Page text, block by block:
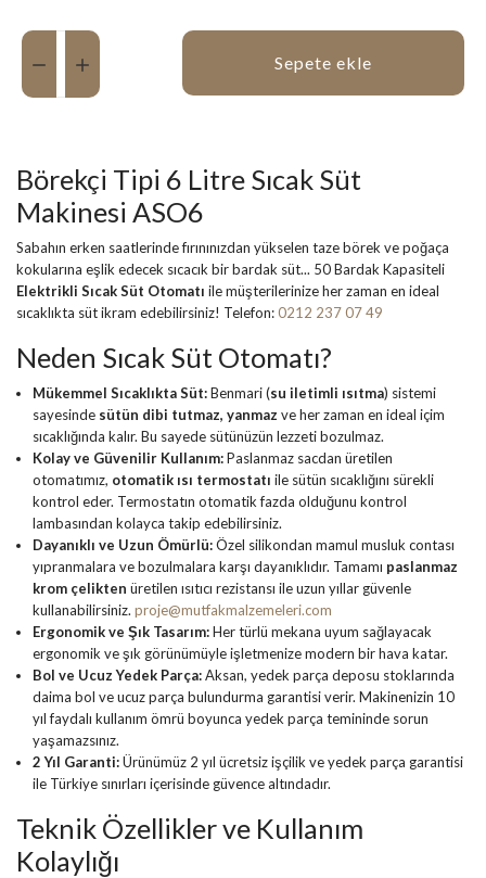
Miktar:
Sepete ekle
Börekçi Tipi 6 Litre Sıcak Süt
Makinesi ASO6
Sabahın erken saatlerinde fırınınızdan yükselen taze börek ve poğaça
kokularına eşlik edecek sıcacık bir bardak süt... 50 Bardak Kapasiteli
Elektrikli Sıcak Süt Otomatı ile müşterilerinize her zaman en ideal
sıcaklıkta süt ikram edebilirsiniz! Telefon:0212 237 07 49
Neden Sıcak Süt Otomatı?
Mükemmel Sıcaklıkta Süt:Benmari (su iletimli ısıtma) sistemi
sayesinde sütün dibi tutmaz, yanmaz ve her zaman en ideal içim
sıcaklığında kalır. Bu sayede sütünüzün lezzeti bozulmaz.
Kolay ve Güvenilir Kullanım:Paslanmaz sacdan üretilen
otomatımız, otomatik ısı termostatı ile sütün sıcaklığını sürekli
kontrol eder. Termostatın otomatik fazda olduğunu kontrol
lambasından kolayca takip edebilirsiniz.
Dayanıklı ve Uzun Ömürlü:Özel silikondan mamul musluk contası
yıpranmalara ve bozulmalara karşı dayanıklıdır. Tamamı paslanmaz
krom çelikten üretilen ısıtıcı rezistansı ile uzun yıllar güvenle
kullanabilirsiniz. proje@mutfakmalzemeleri.com
Ergonomik ve Şık Tasarım:Her türlü mekana uyum sağlayacak
ergonomik ve şık görünümüyle işletmenize modern bir hava katar.
Bol ve Ucuz Yedek Parça:Aksan, yedek parça deposu stoklarında
daima bol ve ucuz parça bulundurma garantisi verir. Makinenizin 10
yıl faydalı kullanım ömrü boyunca yedek parça temininde sorun
yaşamazsınız.
2 Yıl Garanti:Ürünümüz 2 yıl ücretsiz işçilik ve yedek parça garantisi
ile Türkiye sınırları içerisinde güvence altındadır.
Teknik Özellikler ve Kullanım
Kolaylığı